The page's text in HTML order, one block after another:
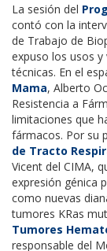
La sesión del
contó con la
de Trabajo de
expuso los usos
técnicas. En el
Mama, Alberto
Resistencia a
limitaciones que
fármacos. Por su
de Tracto
Vicent del CIMA,
expresión génica
como nuevas
tumores KRas
Tumores
responsable del